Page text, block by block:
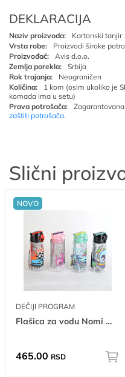
DEKLARACIJA
Naziv proizvoda:
Kartonski tanjir
Vrsta robe:
Proizvodi široke
Proizvođač:
Avis d.o.o.
Zemlja porekla:
Srbija
Rok trajanja:
Neograničen
Količina:
1 kom (osim ukoliko je
komada ima u setu)
Prava potrošača:
zaštiti potrošača.
Slični
NOVO
DEČIJI PROGRAM
Flašica za vodu Nomi 500ml tp tr
465.00 RSD